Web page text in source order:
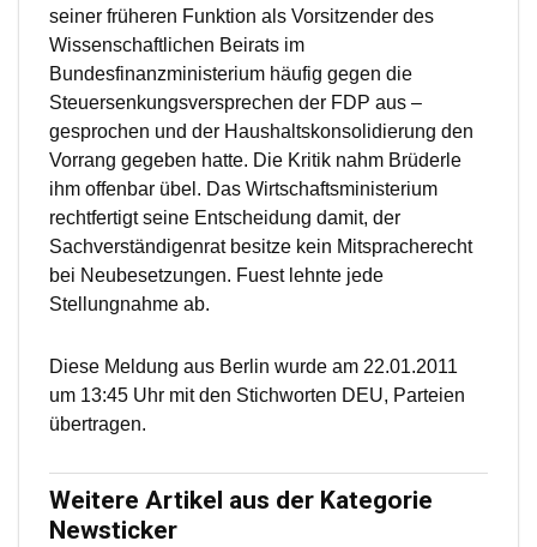
seiner früheren Funktion als Vorsitzender des
Wissenschaftlichen Beirats im
Bundesfinanzministerium häufig gegen die
Steuersenkungsversprechen der FDP aus –
gesprochen und der Haushaltskonsolidierung den
Vorrang gegeben hatte. Die Kritik nahm Brüderle
ihm offenbar übel. Das Wirtschaftsministerium
rechtfertigt seine Entscheidung damit, der
Sachverständigenrat besitze kein Mitspracherecht
bei Neubesetzungen. Fuest lehnte jede
Stellungnahme ab.
Diese Meldung aus Berlin wurde am 22.01.2011
um 13:45 Uhr mit den Stichworten DEU, Parteien
übertragen.
Weitere Artikel aus der Kategorie
Newsticker